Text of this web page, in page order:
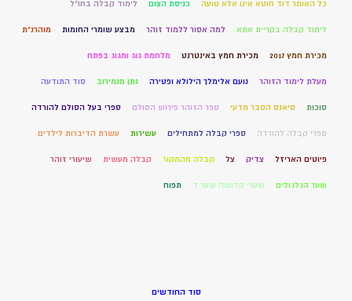
כל האומר דוד חוטא אינו אלא טועה כניסת הצום לימוד קבלה בחו"ל
לימוד קבלה בקריית אתא למה אסור ללמוד זוהר מבצע שומרי החומות מוהרנ”ת
מכירת חמץ 2017 מכירת חמץ באינטרנט מלחמת גוג ומגוג בפתח
מעלת לימוד הזוהר נועם אלימלך הילולא ופטירה נתן מנמירוב סוד התודעה
סוכות סיאנס הסבר מדעי ספר הזוהר פירוש הסולם ספרי בעל הסולם להורדה
ספרי קבלה להורדה ספרי קבלה למתחילים עשירות עשרת הדיברות לילדים
פיוטים האריזל צדיק צל קבלה מהמקור קבלה מעשית שיעורי זוהר
שער הגלגולים שערי קדושה שער ד תפוח
סוד החודשים